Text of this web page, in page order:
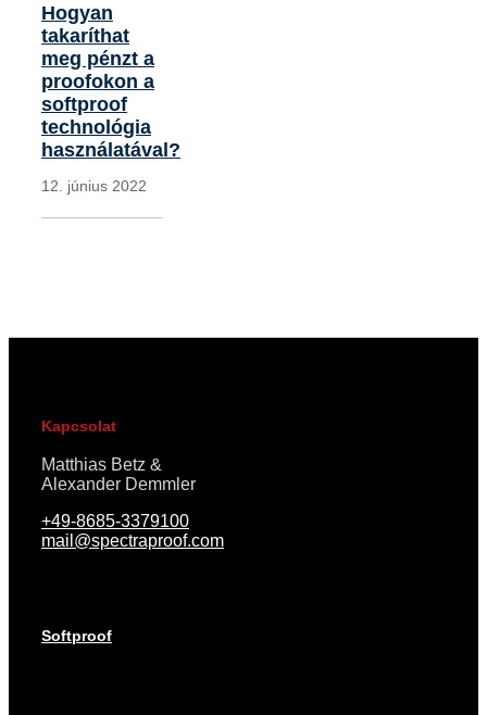
Hogyan
takaríthat
meg pénzt a
proofokon a
softproof
technológia
használatával?
12. június 2022
Kapcsolat
Matthias Betz &
Alexander Demmler
+49-8685-3379100
mail@spectraproof.com
Softproof